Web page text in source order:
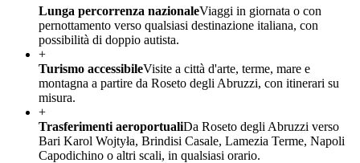
Lunga percorrenza nazionaleViaggi in giornata o con
pernottamento verso qualsiasi destinazione italiana, con
possibilità di doppio autista.
+
Turismo accessibileVisite a città d'arte, terme, mare e
montagna a partire da Roseto degli Abruzzi, con itinerari su
misura.
+
Trasferimenti aeroportualiDa Roseto degli Abruzzi verso
Bari Karol Wojtyła, Brindisi Casale, Lamezia Terme, Napoli
Capodichino o altri scali, in qualsiasi orario.